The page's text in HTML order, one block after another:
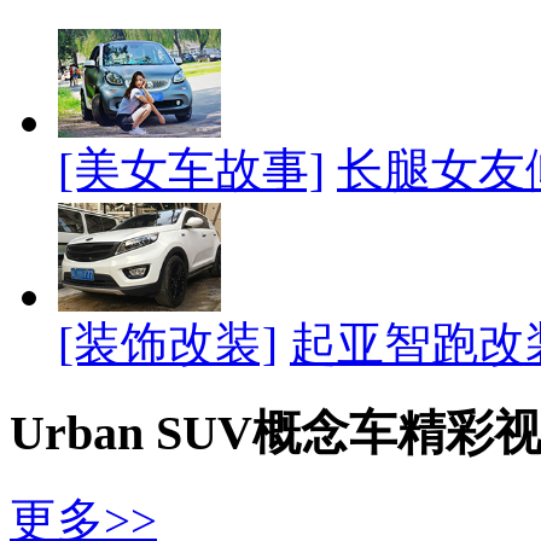
[美女车故事] 长腿女友
[装饰改装] 起亚智跑
Urban SUV概念车精彩
更多>>